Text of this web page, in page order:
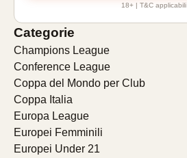
18+ | T&C applicabili
Categorie
Champions League
Conference League
Coppa del Mondo per Club
Coppa Italia
Europa League
Europei Femminili
Europei Under 21